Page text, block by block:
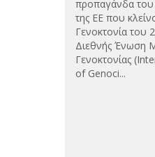
προπαγάνδα του
της ΕΕ που
Γενοκτονία
Διεθνής Ένωση
Γενοκτονίας
of Genoci...